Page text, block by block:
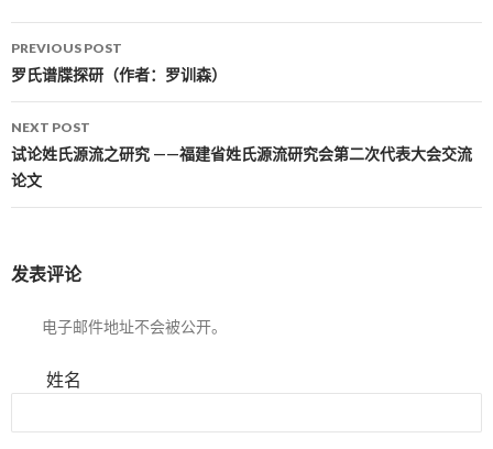
Post navigation
PREVIOUS POST
罗氏谱牒探研（作者：罗训森）
NEXT POST
试论姓氏源流之研究 ——福建省姓氏源流研究会第二次代表大会交流
论文
发表评论
电子邮件地址不会被公开。
姓名